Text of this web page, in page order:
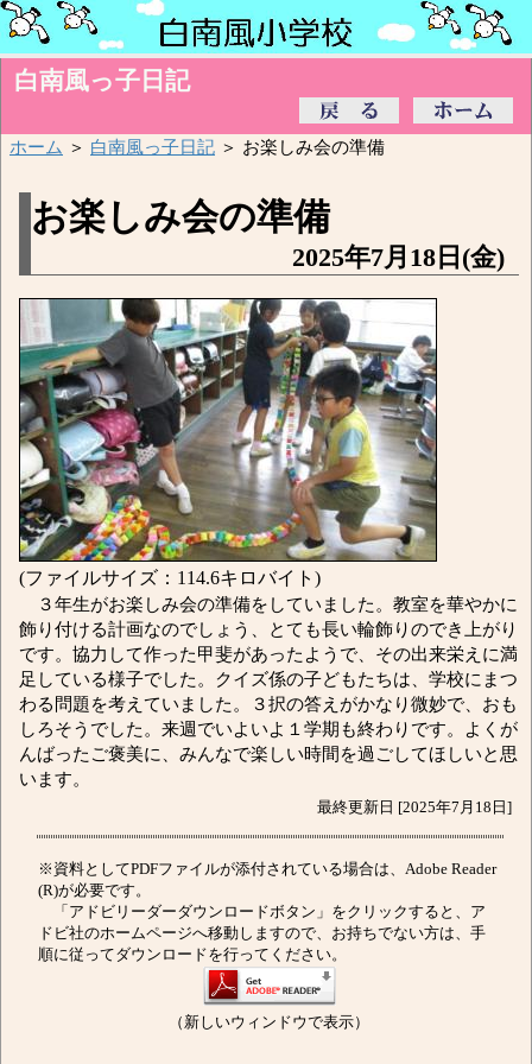
白南風っ子日記
ホーム ＞ 白南風っ子日記 ＞ お楽しみ会の準備
お楽しみ会の準備
2025年7月18日(金)
(ファイルサイズ：114.6キロバイト)
３年生がお楽しみ会の準備をしていました。教室を華やかに
飾り付ける計画なのでしょう、とても長い輪飾りのでき上がり
です。協力して作った甲斐があったようで、その出来栄えに満
足している様子でした。クイズ係の子どもたちは、学校にまつ
わる問題を考えていました。３択の答えがかなり微妙で、おも
しろそうでした。来週でいよいよ１学期も終わりです。よくが
んばったご褒美に、みんなで楽しい時間を過ごしてほしいと思
います。
最終更新日 [2025年7月18日]
※資料としてPDFファイルが添付されている場合は、Adobe Reader
(R)が必要です。
「アドビリーダーダウンロードボタン」をクリックすると、ア
ドビ社のホームページへ移動しますので、お持ちでない方は、手
順に従ってダウンロードを行ってください。
（新しいウィンドウで表示）